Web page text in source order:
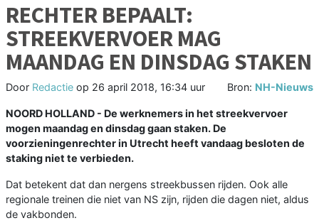
RECHTER BEPAALT:
STREEKVERVOER MAG
MAANDAG EN DINSDAG STAKEN
Door Redactie op 26 april 2018, 16:34 uur Bron: NH-Nieuws
NOORD HOLLAND - De werknemers in het streekvervoer
mogen maandag en dinsdag gaan staken. De
voorzieningenrechter in Utrecht heeft vandaag besloten de
staking niet te verbieden.
Dat betekent dat dan nergens streekbussen rijden. Ook alle
regionale treinen die niet van NS zijn, rijden die dagen niet, aldus
de vakbonden.